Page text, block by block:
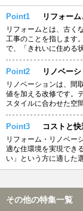
Point1 リフォー
リフォームとは、古く
工事のことを指します
で、「きれいに住める
Point2 リノベー
リノベーションは、間
値を加える改修です。
スタイルに合わせた空
Point3 コストと
リフォーム・リノベー
適な住環境を実現でき
い」という方に適した
その他の特集一覧